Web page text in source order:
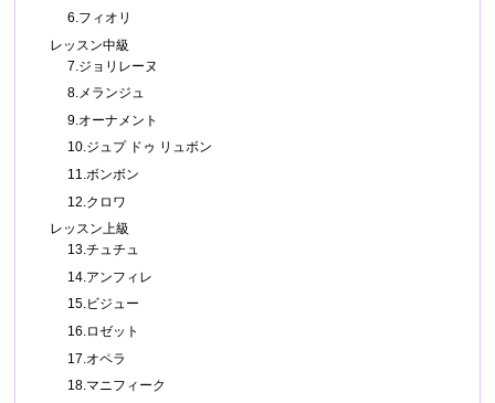
6.フィオリ
レッスン中級
7.ジョリレーヌ
8.メランジュ
9.オーナメント
10.ジュプ ドゥ リュボン
11.ボンボン
12.クロワ
レッスン上級
13.チュチュ
14.アンフィレ
15.ビジュー
16.ロゼット
17.オペラ
18.マニフィーク